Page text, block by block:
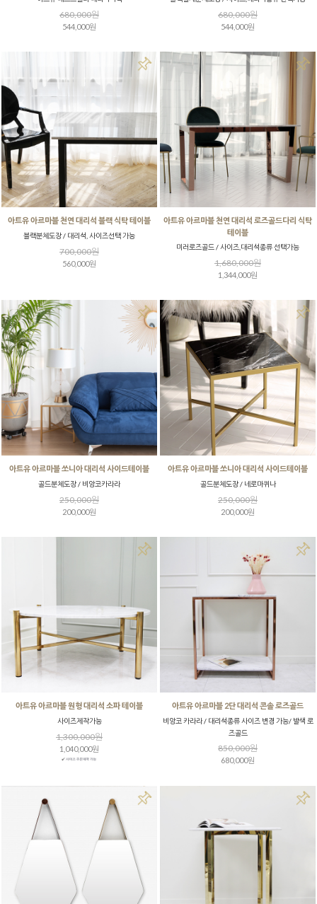
680,000원
544,000원
680,000원
544,000원
아트유 아르마블 천연 대리석 블랙 식탁 테이블
블랙분체도장 / 대리석, 사이즈선택 가능
700,000원
560,000원
아트유 아르마블 천연 대리석 로즈골드다리 식탁
테이블
미러로즈골드 / 사이즈,대리석종류 선택가능
1,680,000원
1,344,000원
아트유 아르마블 쏘니아 대리석 사이드테이블
골드분체도장 / 비앙코카라라
250,000원
200,000원
아트유 아르마블 쏘니아 대리석 사이드테이블
골드분체도장 / 네로마퀴나
250,000원
200,000원
아트유 아르마블 원형 대리석 소파 테이블
사이즈제작가능
1,300,000원
1,040,000원
아트유 아르마블 2단 대리석 콘솔 로즈골드
비앙코 카라라 / 대리석종류 사이즈 변경 가능/ 발색 로
즈골드
850,000원
680,000원